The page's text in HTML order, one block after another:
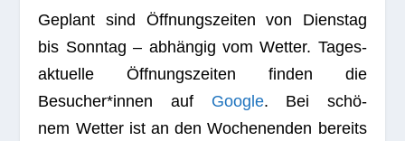
Geplant sind Öff­nungs­zei­ten von Diens­tag
bis Sonn­tag – abhän­gig vom Wet­ter. Tages­
ak­tu­elle Öff­nungs­zei­ten fin­den die
Besucher*innen auf Google. Bei schö­
nem Wet­ter ist an den Wochen­en­den bereits